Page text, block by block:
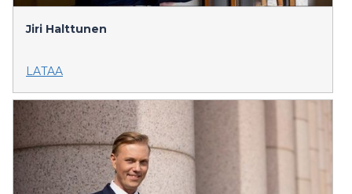
Jiri Halttunen
LATAA